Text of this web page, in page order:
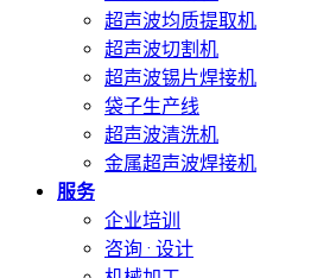
超声波均质提取机
超声波切割机
超声波锡片焊接机
袋子生产线
超声波清洗机
金属超声波焊接机
服务
企业培训
咨询 · 设计